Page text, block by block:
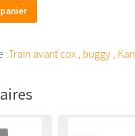
: Train avant cox , buggy ,